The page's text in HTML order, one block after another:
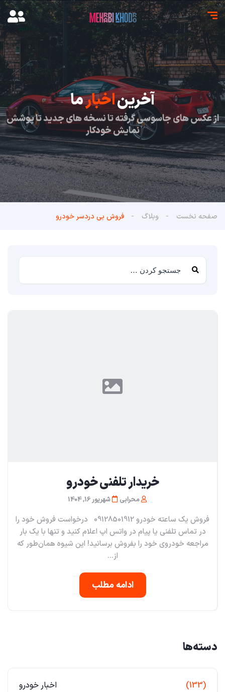
آخریناخبارما
از عکس های جاسوسی گرفته تا نسخه های جدید تا پوشش
نمایش خودکار
صفحه نخست وبلاگ فروش بی دردسر خودرو
خریدار تلفنی خودرو
محرابی شهریور 16, 1404
فروش یک ساعته خودرو 09128501912 درخواست فروش خود را
در تماس تلفنی یا پیام در واتس اپ اعلام کنید و تنها با یک بار
مراجعه خودروی خود را بفروش برسانید! این شیوه همان‌طور که
از...
ادامه مطلب
دسته‌ها
اخبار خودرو (133)